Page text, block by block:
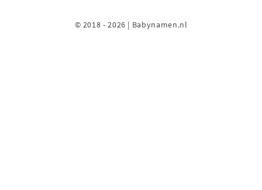
© 2018 - 2026 | Babynamen.nl